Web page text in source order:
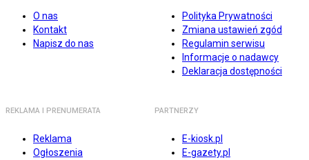
O nas
Kontakt
Napisz do nas
Polityka Prywatności
Zmiana ustawień zgód
Regulamin serwisu
Informacje o nadawcy
Deklaracja dostępności
REKLAMA I PRENUMERATA
Reklama
Ogłoszenia
PARTNERZY
E-kiosk.pl
E-gazety.pl